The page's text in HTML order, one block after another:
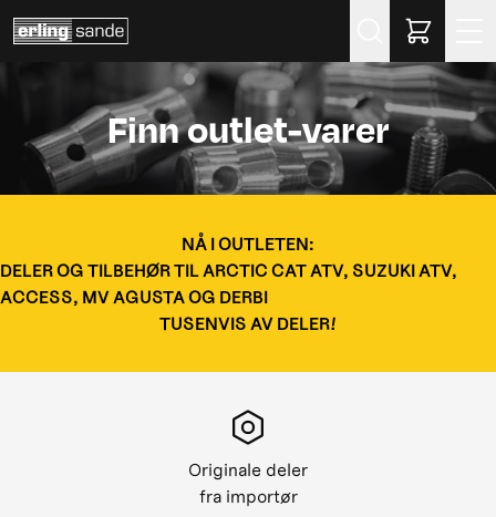
Finn outlet-varer
NÅ I OUTLETEN:
DELER OG TILBEHØR TIL ARCTIC CAT ATV, SUZUKI ATV,
ACCESS, MV AGUSTA OG DERBI
TUSENVIS AV DELER!
Originale deler
fra importør